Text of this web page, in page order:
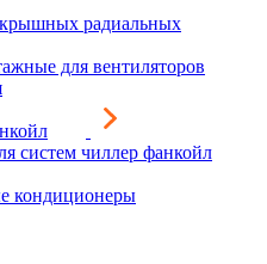
радиальных
для вентиляторов
систем чиллер фанкойл
кондиционеры